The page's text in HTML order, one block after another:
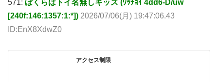
571: ぼくらはトイ名無しキッズ (ﾜｯﾁｮｲ 4dd6-D/uw
[240f:146:1357:1:*]) 2026/07/06(月) 19:47:06.43
ID:EnX8XdwZ0
アクセス制限